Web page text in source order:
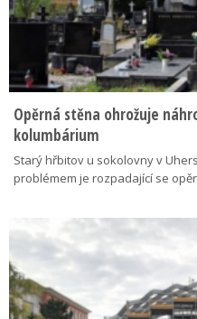
Opěrná stěna ohrožuje
kolumbárium
Starý hřbitov u sokolovny v
problémem je rozpadající se